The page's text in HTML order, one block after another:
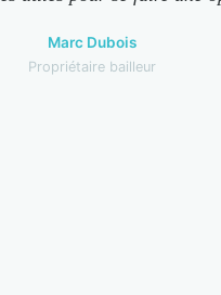
Marc Dubois
Propriétaire bailleur